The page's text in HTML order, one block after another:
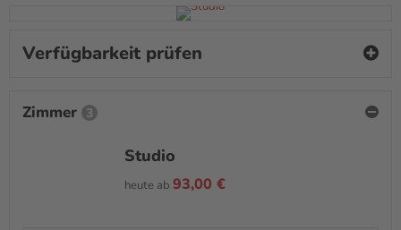
Verfügbarkeit prüfen
Zimmer 3
Studio
heute ab 93,00 €